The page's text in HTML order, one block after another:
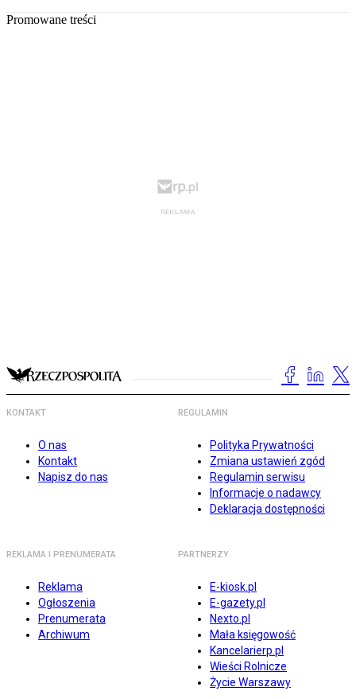
Promowane treści
KONTAKT
O nas
Kontakt
Napisz do nas
REGULAMIN
Polityka Prywatności
Zmiana ustawień zgód
Regulamin serwisu
Informacje o nadawcy
Deklaracja dostępności
REKLAMA I PRENUMERATA
Reklama
Ogłoszenia
Prenumerata
Archiwum
PARTNERZY
E-kiosk.pl
E-gazety.pl
Nexto.pl
Mała księgowość
Kancelarierp.pl
Wieści Rolnicze
Życie Warszawy